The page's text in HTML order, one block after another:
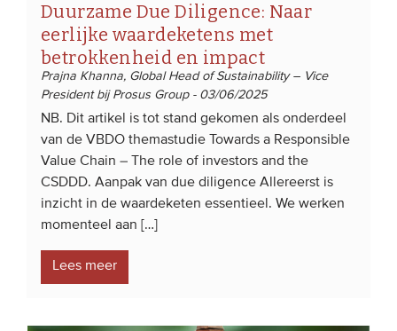
Duurzame Due Diligence: Naar
eerlijke waardeketens met
betrokkenheid en impact
Prajna Khanna, Global Head of Sustainability – Vice
President bij Prosus Group - 03/06/2025
NB. Dit artikel is tot stand gekomen als onderdeel
van de VBDO themastudie Towards a Responsible
Value Chain – The role of investors and the
CSDDD. Aanpak van due diligence Allereerst is
inzicht in de waardeketen essentieel. We werken
momenteel aan […]
Lees meer